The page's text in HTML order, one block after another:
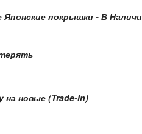
Японские покрышки - В
новые (Trade-In)